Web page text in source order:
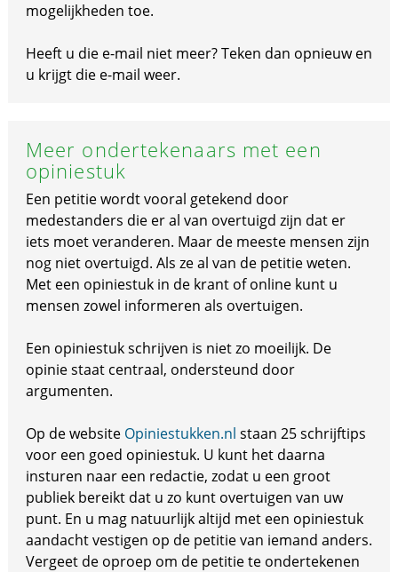
mogelijkheden toe.
Heeft u die e-mail niet meer? Teken dan opnieuw en
u krijgt die e-mail weer.
Meer ondertekenaars met een
opiniestuk
Een petitie wordt vooral getekend door
medestanders die er al van overtuigd zijn dat er
iets moet veranderen. Maar de meeste mensen zijn
nog niet overtuigd. Als ze al van de petitie weten.
Met een opiniestuk in de krant of online kunt u
mensen zowel informeren als overtuigen.
Een opiniestuk schrijven is niet zo moeilijk. De
opinie staat centraal, ondersteund door
argumenten.
Op de website Opiniestukken.nl staan 25 schrijftips
voor een goed opiniestuk. U kunt het daarna
insturen naar een redactie, zodat u een groot
publiek bereikt dat u zo kunt overtuigen van uw
punt. En u mag natuurlijk altijd met een opiniestuk
aandacht vestigen op de petitie van iemand anders.
Vergeet de oproep om de petitie te ondertekenen